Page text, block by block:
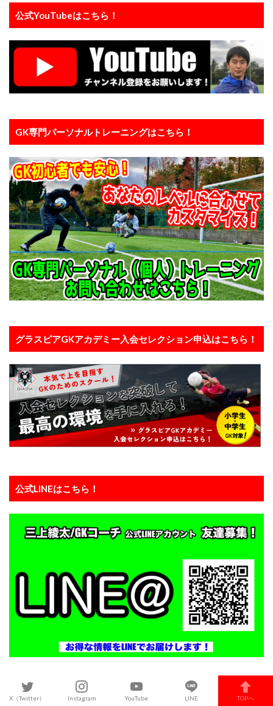
公式YouTubeはこちら！
GK専門パーソナルトレーニングはこちら！
グラスピアGKアカデミー入会セレクション申込はこちら！
公式LINEはこちら！
【SNS】
X（Twitter） Instagram YouTube LINE TOPへ